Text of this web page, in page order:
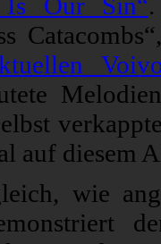
auf diesem
wie